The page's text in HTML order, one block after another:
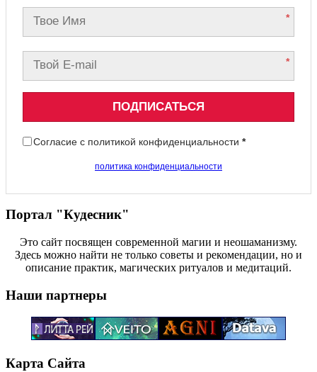
*
*
ПОДПИСАТЬСЯ
Согласие с политикой конфиденциальности *
политика конфиденциальности
Портал "Кудесник"
Это сайт посвящен современной магии и неошаманизму.
Здесь можно найти не только советы и рекомендации, но и
описание практик, магических ритуалов и медитаций.
Наши партнеры
Карта Сайта